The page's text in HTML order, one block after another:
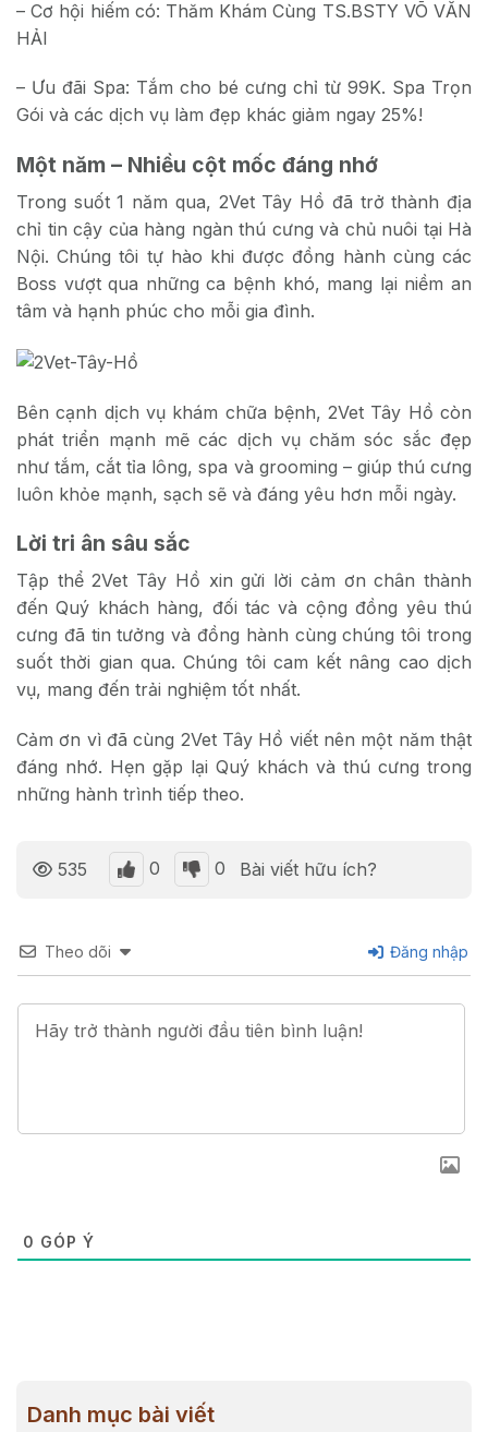
– Cơ hội hiếm có: Thăm Khám Cùng TS.BSTY VÕ VĂN
HẢI
– Ưu đãi Spa: Tắm cho bé cưng chỉ từ 99K. Spa Trọn
Gói và các dịch vụ làm đẹp khác giảm ngay 25%!
Một năm – Nhiều cột mốc đáng nhớ
Trong suốt 1 năm qua, 2Vet Tây Hồ đã trở thành địa
chỉ tin cậy của hàng ngàn thú cưng và chủ nuôi tại Hà
Nội. Chúng tôi tự hào khi được đồng hành cùng các
Boss vượt qua những ca bệnh khó, mang lại niềm an
tâm và hạnh phúc cho mỗi gia đình.
Bên cạnh dịch vụ khám chữa bệnh, 2Vet Tây Hồ còn
phát triển mạnh mẽ các dịch vụ chăm sóc sắc đẹp
như tắm, cắt tỉa lông, spa và grooming – giúp thú cưng
luôn khỏe mạnh, sạch sẽ và đáng yêu hơn mỗi ngày.
Lời tri ân sâu sắc
Tập thể 2Vet Tây Hồ xin gửi lời cảm ơn chân thành
đến Quý khách hàng, đối tác và cộng đồng yêu thú
cưng đã tin tưởng và đồng hành cùng chúng tôi trong
suốt thời gian qua. Chúng tôi cam kết nâng cao dịch
vụ, mang đến trải nghiệm tốt nhất.
Cảm ơn vì đã cùng 2Vet Tây Hồ viết nên một năm thật
đáng nhớ. Hẹn gặp lại Quý khách và thú cưng trong
những hành trình tiếp theo.
535 0 0 Bài viết hữu ích?
Theo dõi Đăng nhập
0 GÓP Ý
Danh mục bài viết